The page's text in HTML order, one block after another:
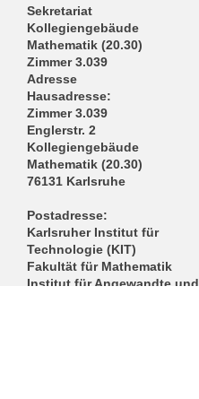
Sekretariat
Kollegiengebäude
Mathematik (20.30)
Zimmer 3.039
Adresse
Hausadresse:
Zimmer 3.039
Englerstr. 2
Kollegiengebäude
Mathematik (20.30)
76131 Karlsruhe
Postadresse:
Karlsruher Institut für
Technologie (KIT)
Fakultät für Mathematik
Institut für Angewandte und